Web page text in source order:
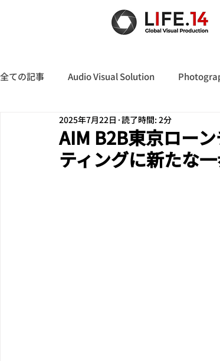
全ての記事 Audio Visual Solution
AIM B2B東京ロー
ティングに新たな
2025年7月22日 読了時間: 2分